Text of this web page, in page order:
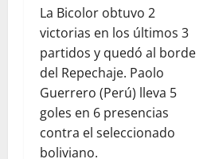
La Bicolor obtuvo 2
victorias en los últimos 3
partidos y quedó al borde
del Repechaje. Paolo
Guerrero (Perú) lleva 5
goles en 6 presencias
contra el seleccionado
boliviano.